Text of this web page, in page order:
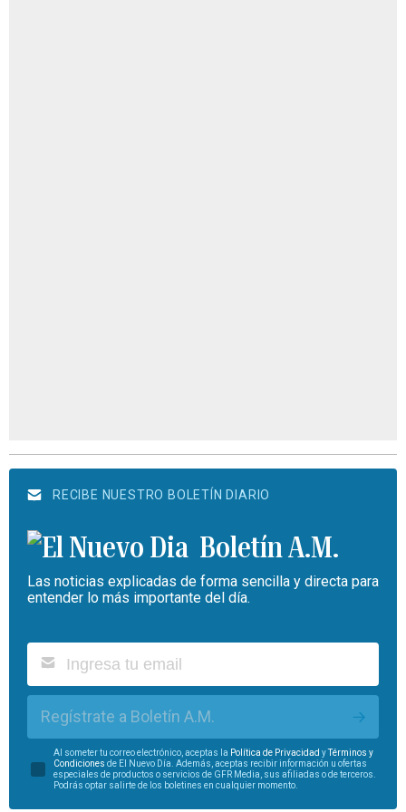
RECIBE NUESTRO BOLETÍN DIARIO
Boletín A.M.
Las noticias explicadas de forma sencilla y directa para
entender lo más importante del día.
Regístrate a Boletín A.M.
Al someter tu correo electrónico, aceptas la Política de Privacidad yTérminos y
Condiciones de El Nuevo Día. Además, aceptas recibir información u ofertas
especiales de productos o servicios de GFR Media, sus afiliadas o de terceros.
Podrás optar salirte de los boletines en cualquier momento.